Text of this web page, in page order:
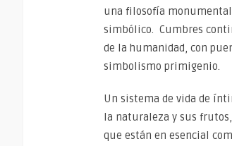
una filosofía
simbólico. Cumbres
de la humanidad, con
simbolismo primigenio.
Un sistema de vida de
la naturaleza y sus
que están en esencial